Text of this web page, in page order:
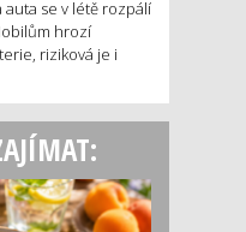
auta se v létě rozpálí
hrozí
riziková je i